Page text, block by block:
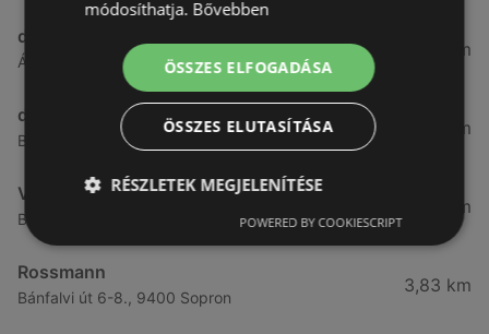
dm
Ágfalvi út 4, 9400, 9400 Sopron
3,26 km
dm
Besenyő u. 23, 9400 Sopron
3,28 km
Vianni
Bánfalvi út 14., 9400 Sopron
3,57 km
Rossmann
Bánfalvi út 6-8., 9400 Sopron
3,83 km
módosíthatja. Bővebben
ÖSSZES ELFOGADÁSA
ÖSSZES ELUTASÍTÁSA
RÉSZLETEK MEGJELENÍTÉSE
POWERED BY COOKIESCRIPT